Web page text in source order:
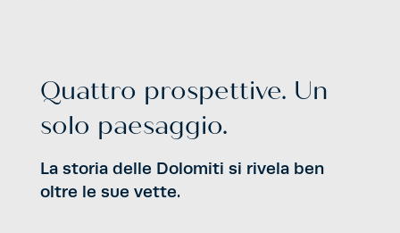
Quattro prospettive. Un
solo paesaggio.
La storia delle Dolomiti si rivela ben
oltre le sue vette.